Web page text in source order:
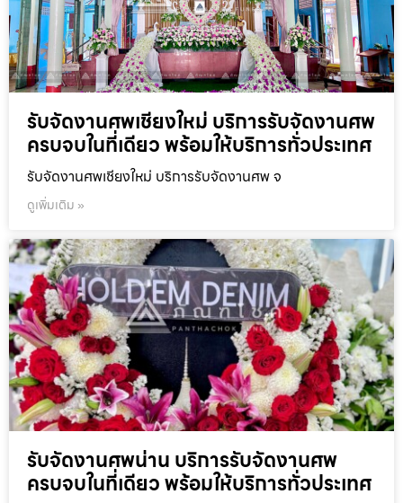
รับจัดงานศพเชียงใหม่ บริการรับจัดงานศพ
ครบจบในที่เดียว พร้อมให้บริการทั่วประเทศ
รับจัดงานศพเชียงใหม่ บริการรับจัดงานศพ จ
ดูเพิ่มเติม »
รับจัดงานศพน่าน บริการรับจัดงานศพ
ครบจบในที่เดียว พร้อมให้บริการทั่วประเทศ